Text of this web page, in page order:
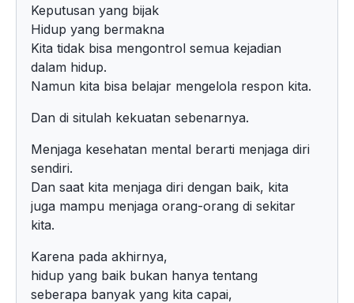
Keputusan yang bijak
Hidup yang bermakna
Kita tidak bisa mengontrol semua kejadian
dalam hidup.
Namun kita bisa belajar mengelola respon kita.
Dan di situlah kekuatan sebenarnya.
Menjaga kesehatan mental berarti menjaga diri
sendiri.
Dan saat kita menjaga diri dengan baik, kita
juga mampu menjaga orang-orang di sekitar
kita.
Karena pada akhirnya,
hidup yang baik bukan hanya tentang
seberapa banyak yang kita capai,